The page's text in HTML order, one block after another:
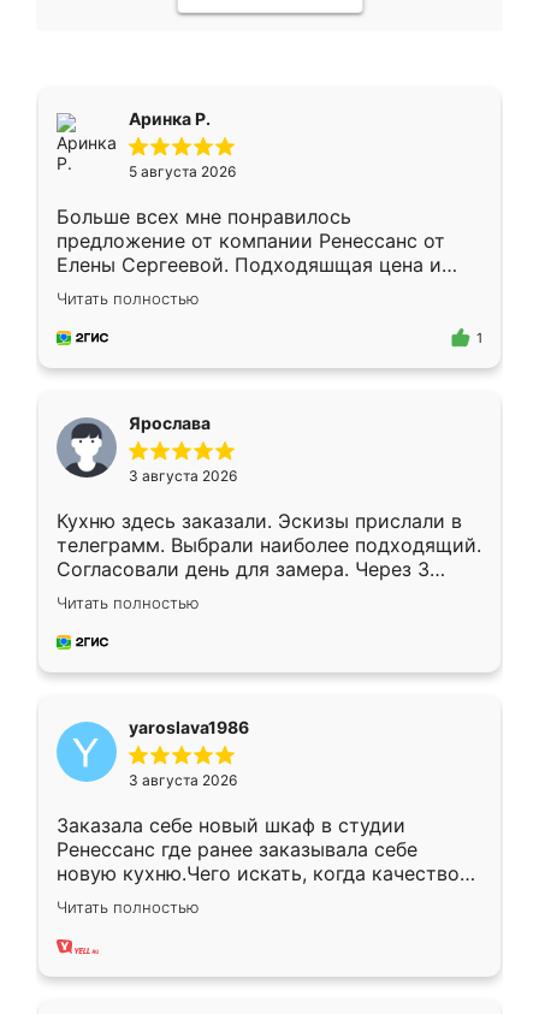
Аринка Р.
5 августа 2026
Больше всех мне понравилось
предложение от компании Ренессанс от
Елены Сергеевой. Подходяшщая цена и
короткие сроки изготовления. Приехавший
для замера сотрудник Владислав
предложил по моему эскизу самый
Читать полностью
1
Ярослава
3 августа 2026
Кухню здесь заказали. Эскизы прислали в
телеграмм. Выбрали наиболее подходящий.
Согласовали день для замера. Через 3
недели кухня была уже готова. Остались
довольны работой. Спасибо Ренессанс
мебель за качественную работу!
Читать полностью
yaroslava1986
3 августа 2026
Заказала себе новый шкаф в студии
Ренессанс где ранее заказывала себе
новую кухню.Чего искать, когда качеством
вполне довольна. Служит кухня уже почти
два года, нареканий нет.
Читать полностью